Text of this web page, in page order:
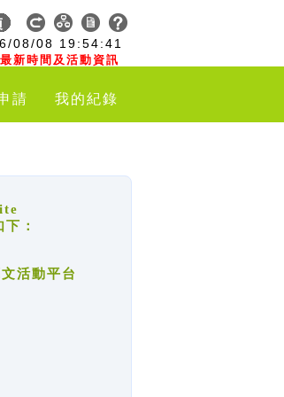
08/08 19:54:42
新時間及活動資訊
請 我的紀錄
：
活動平台